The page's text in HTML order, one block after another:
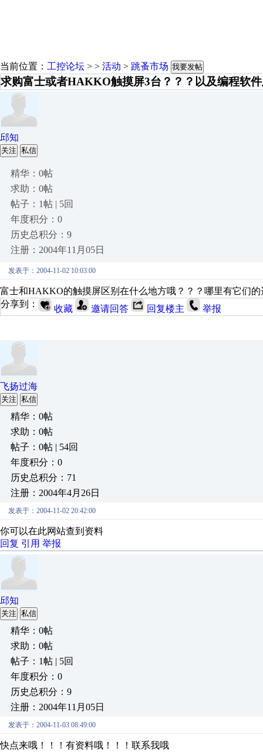
当前位置： 工控论坛 > > 活动 > 跳蚤市场 我要发帖
求购富士或者HAKKO触摸屏3台？？？以及编程软
邱知
关注 私信
精华：0帖
求助：0帖
帖子：1帖 | 5回
年度积分：0
历史总积分：9
注册：2004年11月05日
发表于：2004-11-02 10:03:00
富士和HAKKO的触摸屏区别在什么地方哦？？？哪里有它们
分享到：
收藏 邀请回答 回复楼主 举报
飞扬过海
关注 私信
精华：0帖
求助：0帖
帖子：0帖 | 54回
年度积分：0
历史总积分：71
注册：2004年4月26日
发表于：2004-11-02 20:42:00
你可以在此网站查到资料
回复 引用 举报
邱知
关注 私信
精华：0帖
求助：0帖
帖子：1帖 | 5回
年度积分：0
历史总积分：9
注册：2004年11月05日
发表于：2004-11-03 08:49:00
快点来哦！！！有资料哦！！！联系我哦